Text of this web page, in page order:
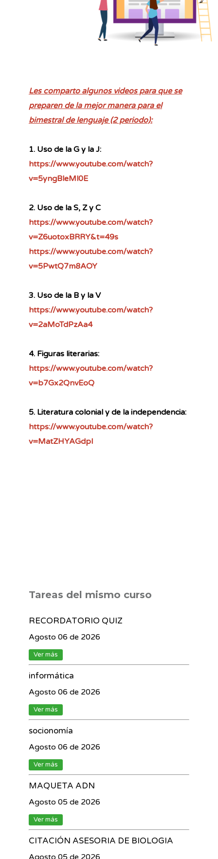
Les comparto algunos videos para que se
preparen de la mejor manera para el
bimestral de lenguaje (2 periodo):
1. Uso de la G y la J:
https://www.youtube.com/watch?
v=5yngBleMl0E
2. Uso de la S, Z y C
https://www.youtube.com/watch?
v=Z6uotoxBRRY&t=49s
https://www.youtube.com/watch?
v=5PwtQ7m8AOY
3. Uso de la B y la V
https://www.youtube.com/watch?
v=2aMoTdPzAa4
4. Figuras literarias:
https://www.youtube.com/watch?
v=b7Gx2QnvEoQ
5. Literatura colonial y de la independencia:
https://www.youtube.com/watch?
v=MatZHYAGdpI
Tareas del mismo curso
RECORDATORIO QUIZ
Agosto 06 de 2026
Ver más
informática
Agosto 06 de 2026
Ver más
socionomía
Agosto 06 de 2026
Ver más
MAQUETA ADN
Agosto 05 de 2026
Ver más
CITACIÓN ASESORIA DE BIOLOGIA
Agosto 05 de 2026